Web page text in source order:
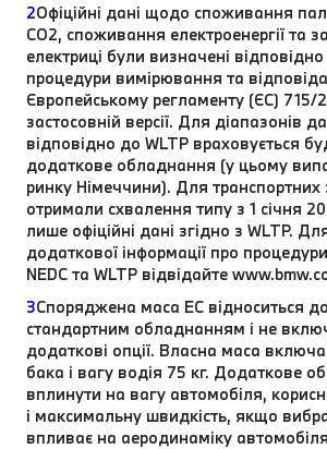
2Офіційні дані щодо споживання
CO2, споживання електроенергії та
електриці були визначені
процедури вимірювання та
Європейському регламенту (ЄС) 715/
застосовній версії. Для діапазонів
відповідно до WLTP враховується
додаткове обладнання (у цьому
ринку Німеччини). Для транспортних
отримали схвалення типу з 1 січня
лише офіційні дані згідно з WLTP.
додаткової інформації про
NEDC та WLTP відвідайте
3Споряджена маса EC відноситься
стандартним обладнанням і не
додаткові опції. Власна маса
бака і вагу водія 75 кг. Додаткове
вплинути на вагу автомобіля,
і максимальну швидкість, якщо
впливає на аеродинаміку